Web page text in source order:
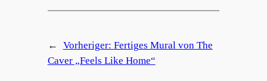
← Vorheriger: Fertiges Mural von The
Caver „Feels Like Home“